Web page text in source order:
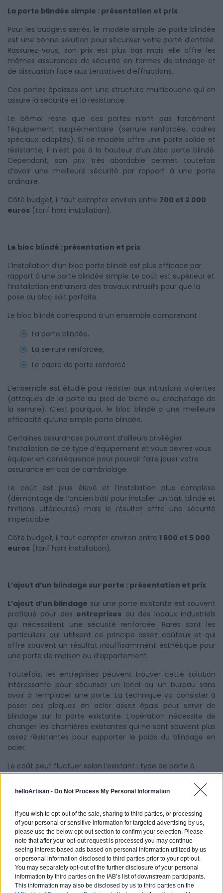
helloArtisan - Do Not Process My Personal Information
If you wish to opt-out of the sale, sharing to third parties, or processing
of your personal or sensitive information for targeted advertising by us,
please use the below opt-out section to confirm your selection. Please
note that after your opt-out request is processed you may continue
seeing interest-based ads based on personal information utilized by us
or personal information disclosed to third parties prior to your opt-out.
You may separately opt-out of the further disclosure of your personal
information by third parties on the IAB’s list of downstream participants.
This information may also be disclosed by us to third parties on the
La porte blindée simple : présentation et prix
Pour les budgets serrés, le modèle simple de porte blindée
est une bonne solution pour sécuriser votre porte d’entrée.
Rassurez-vous, son prix est plus bas mais elle offre les
mêmes assurances de sécurité en termes de blindage et
de dissuasion face aux tentatives d’effractions.
Ces portes épaisses ont une structure multicouche qui en
assure la sécurité et la résistance.
Le bémol reste que ces portes n’ont pas forcément
l’équipement supplémentaire (serrure renforcée, cadres
spéciaux adaptés). Si ce modèle offre une porte solide et
résistante, il n’est pas à la hauteur d’un bloc porte blindé.
Cependant, son prix très abordable permet toutefois
d’avoir une meilleure sécurité par rapport à une porte
ordinaire.
Côté budget, il faut compter environ entre 700 et 2 000
euros (tarif hors installation).
Le bloc blindé : présentation et prix
L’installation d’un bloc porte blindé est plus efficace par
rapport à une porte blindée simple. Le coût est supérieur et
l’installation entrainera des travaux intrusifs pour que la
pose du bloc soit parfaite.
Le bloc blindé correspond à un ensemble comprenant :
La porte blindée,
La serrure renforcée,
Le cadre de porte renforcé
L’ensemble est étudié pour résister aux intrusions violentes
(attaques de la porte au pied de biche ou crochetage de
la serrure). C’est pourquoi, le bloc blindé a une meilleure
efficacité qu’une simple porte blindée.
Certaines assurances pourront d’ailleurs privilégier
l’installation de ce type d’équipement et vous devrez vous
équiper en conséquence pour pouvoir faire jouer votre
assurance en cas de cambriolage.
Le coût est plus élevé et l’installation plus complexe
(démontage de l’ancien bâti pour installer un bâti blindé et
finitions ultérieures) mais le résultat offre une sécurité
impeccable.
Côté budget, il faut compter environ entre 1 600 et 5 000
euros (tarif hors installation).
L’ajout d’un blindage sur porte : présentation et prix
L’ajout d’un blindage sur une porte existante est souvent
pratiqué pour des entreprises ou des locaux industriels
qui nécessitent une sécurité renforcée. Rares sont les
particuliers qui utilisent ce principe assez coûteux et qui
offre souvent un résultat insuffisamment esthétique pour
une porte de maison ou d’appartement.
Toutefois, les entreprises peuvent trouver cette solution
intéressante pour sécuriser un local ou un bureau sans
avoir à remplacer une porte. La technique va consister à
poser des plaques en acier assez épais pour servir de
blindage sur la porte existante. L’opération nécessite de
changer les charnières existantes qui ne sont souvent plus
assez résistantes pour supporter le poids du blindage en
acier.
Le coût peut fluctuer selon l’existant : type de porte à
blinder, surface, complexité du travail.
En moyenne le coût final peut se situer aux alentours de
Cas particuliers : porte de cave, porte de garage
Sécuriser un appartement est essentiel, mais avez-vous
pensé à votre cave ? Si vous y entreposez des objets
précieux, il peut être utile de prévoir des travaux pour